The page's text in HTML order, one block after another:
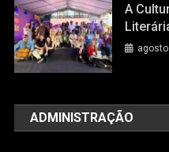
A
ADMINISTRAÇÃO